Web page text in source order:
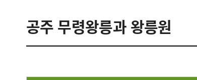
쇼핑
추천여행
공주 무령왕릉과 왕릉원